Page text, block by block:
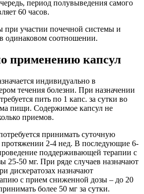
период полувыведения самого
60 часов.
при участии почечной системы и
одинаковом соотношении.
применению капсул
индивидуально в
течения болезни. При назначении
пить по 1 капс. за сутки во
пищи. Содержимое капсул не
приемов.
принимать суточную
протяжении 2-4 нед. В последующие 6-
поддерживающей терапии с
25-50 мг. При ряде случаев назначают
дискератозах назначают
с прием сниженной дозы – до 20
более 50 мг за сутки.